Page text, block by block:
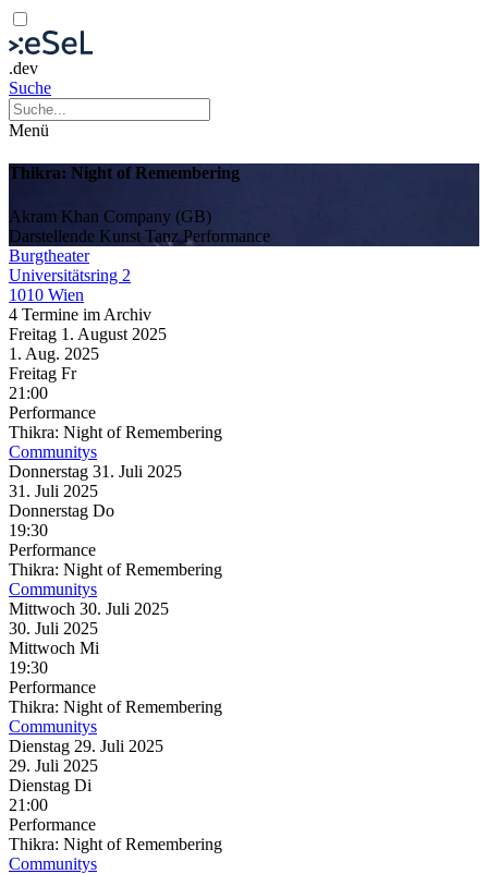
.dev
Suche
Menü
Thikra: Night of Remembering
Akram Khan Company (GB)
Darstellende Kunst Tanz Performance
Burgtheater
Universitätsring 2
1010 Wien
4 Termine im Archiv
Freitag 1. August 2025
1. Aug. 2025
Freitag Fr
21:00
Performance
Thikra: Night of Remembering
Communitys
Donnerstag 31. Juli 2025
31. Juli 2025
Donnerstag Do
19:30
Performance
Thikra: Night of Remembering
Communitys
Mittwoch 30. Juli 2025
30. Juli 2025
Mittwoch Mi
19:30
Performance
Thikra: Night of Remembering
Communitys
Dienstag 29. Juli 2025
29. Juli 2025
Dienstag Di
21:00
Performance
Thikra: Night of Remembering
Communitys